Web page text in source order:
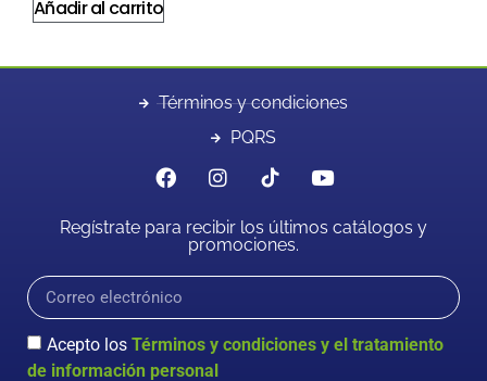
Añadir al carrito
Términos y condiciones
PQRS
Regístrate para recibir los últimos catálogos y
promociones.
Acepto los Términos y condiciones y el tratamiento
de información personal